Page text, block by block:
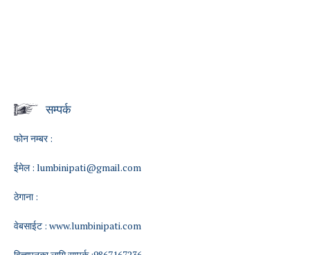
सम्पर्क
फोन नम्बर :
ईमेल : lumbinipati@gmail.com
ठेगाना :
वेबसाईट : www.lumbinipati.com